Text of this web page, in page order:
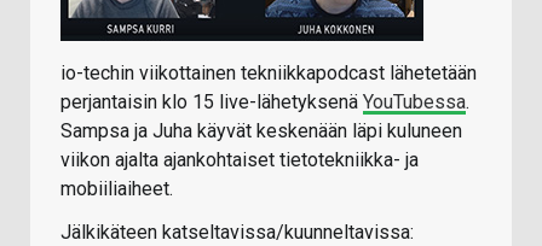
io-techin viikottainen tekniikkapodcast lähetetään
perjantaisin klo 15 live-lähetyksenä YouTubessa.
Sampsa ja Juha käyvät keskenään läpi kuluneen
viikon ajalta ajankohtaiset tietotekniikka- ja
mobiiliaiheet.
Jälkikäteen katseltavissa/kuunneltavissa: